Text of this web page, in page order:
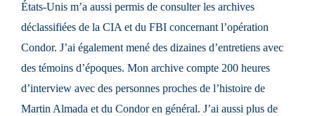
États-Unis m’a aussi permis de consulter les archives
déclassifiées de la CIA et du FBI concernant l’opération
Condor. J’ai également mené des dizaines d’entretiens avec
des témoins d’époques. Mon archive compte 200 heures
d’interview avec des personnes proches de l’histoire de
Martin Almada et du Condor en général. J’ai aussi plus de